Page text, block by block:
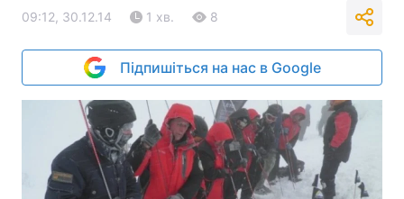
09:12, 30.12.14 1 хв. 8
Підпишіться на нас в Google